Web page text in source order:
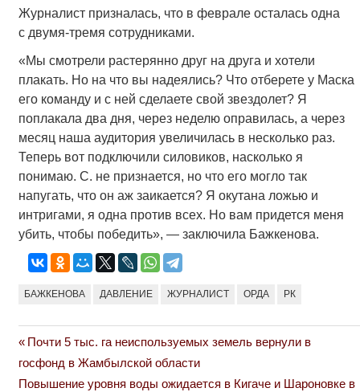
Журналист призналась, что в феврале осталась одна
с двумя-тремя сотрудниками.
«Мы смотрели растерянно друг на друга и хотели
плакать. Но на что вы надеялись? Что отберете у Маска
его команду и с ней сделаете свой звездолет? Я
поплакала два дня, через неделю оправилась, а через
месяц наша аудитория увеличилась в несколько раз.
Теперь вот подключили силовиков, насколько я
понимаю. С. не признается, но что его могло так
напугать, что он аж заикается? Я окутана ложью и
интригами, я одна против всех. Но вам придется меня
убить, чтобы победить», — заключила Бажкенова.
БАЖКЕНОВА ДАВЛЕНИЕ ЖУРНАЛИСТ ОРДА РК
Навигация
по
Previous
Post:
Почти 5 тыс. га неиспользуемых земель вернули в
госфонд в Жамбылской области
Next
Повышение уровня воды ожидается в Кигаче и Шароновке в